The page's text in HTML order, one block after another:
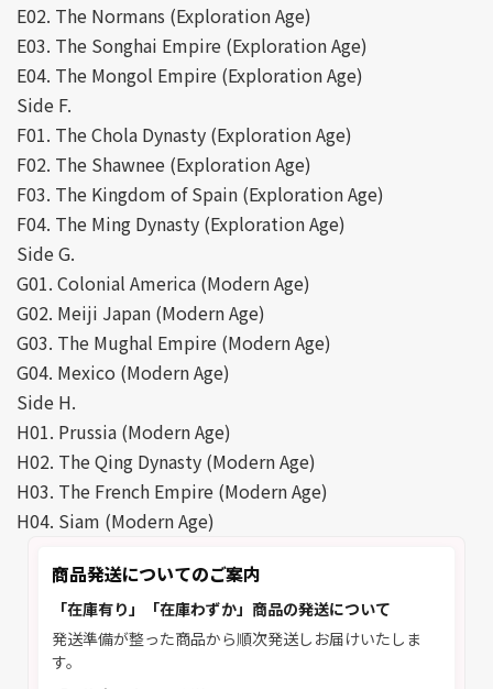
E02. The Normans (Exploration Age)
E03. The Songhai Empire (Exploration Age)
E04. The Mongol Empire (Exploration Age)
Side F.
F01. The Chola Dynasty (Exploration Age)
F02. The Shawnee (Exploration Age)
F03. The Kingdom of Spain (Exploration Age)
F04. The Ming Dynasty (Exploration Age)
Side G.
G01. Colonial America (Modern Age)
G02. Meiji Japan (Modern Age)
G03. The Mughal Empire (Modern Age)
G04. Mexico (Modern Age)
Side H.
H01. Prussia (Modern Age)
H02. The Qing Dynasty (Modern Age)
H03. The French Empire (Modern Age)
H04. Siam (Modern Age)
商品発送についてのご案内
「在庫有り」「在庫わずか」商品の発送について
発送準備が整った商品から順次発送しお届けいたしま
す。